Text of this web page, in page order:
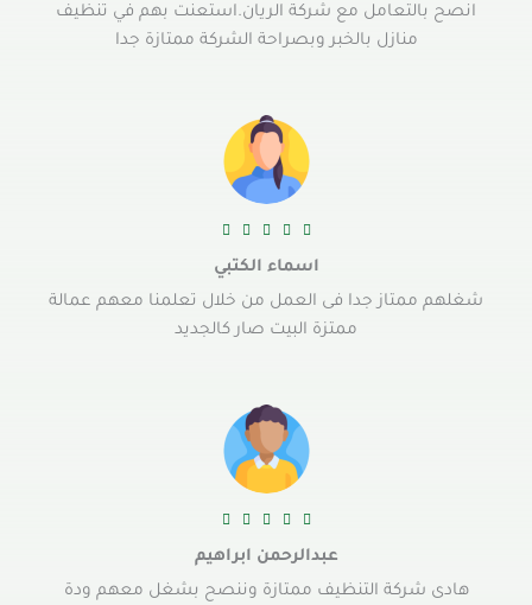
انصح بالتعامل مع شركة الريان.استعنت بهم في تنظيف
منازل بالخبر وبصراحة الشركة ممتازة جدا





اسماء الكتبي
شغلهم ممتاز جدا فى العمل من خلال تعلمنا معهم عمالة
ممتزة البيت صار كالجديد





عبدالرحمن ابراهيم
هادى شركة التنظيف ممتازة وننصح بشغل معهم ودة